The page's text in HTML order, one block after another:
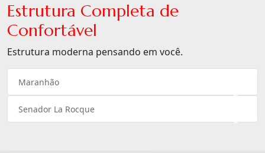
Estrutura Completa de
Confortável
Estrutura moderna pensando em você.
×
Maranhão
×
Senador La Rocque